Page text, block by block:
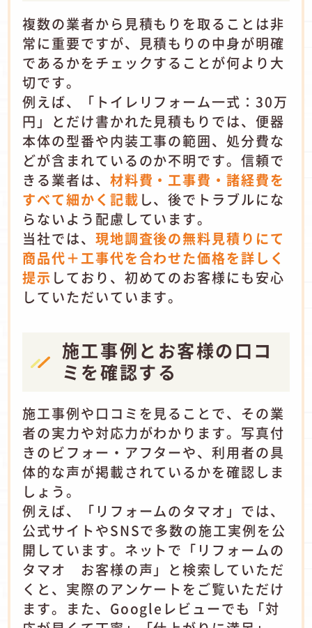
複数の業者から見積もりを取ることは非
常に重要ですが、見積もりの中身が明確
であるかをチェックすることが何より大
切です。
例えば、「トイレリフォーム一式：30万
円」とだけ書かれた見積もりでは、便器
本体の型番や内装工事の範囲、処分費な
どが含まれているのか不明です。信頼で
きる業者は、 材料費・工事費・諸経費を
すべて細かく記載 し、後でトラブルにな
らないよう配慮しています。
当社では、 現地調査後の無料見積りにて
商品代＋工事代を合わせた価格を詳しく
提示 しており、初めてのお客様にも安心
していただいています。
施工事例とお客様の口コ
ミを確認する
施工事例や口コミを見ることで、その業
者の実力や対応力がわかります。写真付
きのビフォー・アフターや、利用者の具
体的な声が掲載されているかを確認しま
しょう。
例えば、「リフォームのタマオ」では、
公式サイトやSNSで多数の施工実例を公
開しています。ネットで「リフォームの
タマオ お客様の声」と検索していただ
くと、実際のアンケートをご覧いただけ
ます。また、Googleレビューでも「対